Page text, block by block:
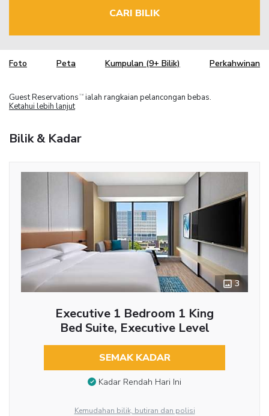
CARI BILIK
Foto Peta Kumpulan (9+ Bilik) Perkahwinan
Guest Reservations TM ialah rangkaian pelancongan bebas.
Ketahui lebih lanjut
Bilik & Kadar
3
Executive 1 Bedroom 1 King
Bed Suite, Executive Level
SEMAK KADAR
Kadar Rendah Hari Ini
Kemudahan bilik, butiran dan polisi